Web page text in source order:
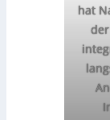
hat